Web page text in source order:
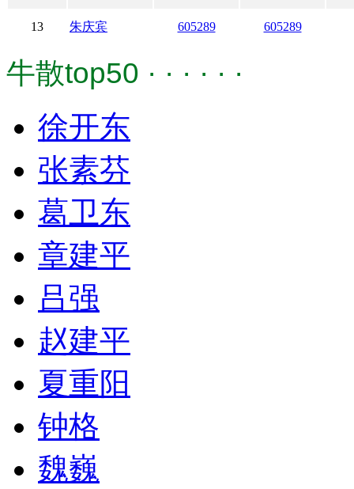
13 朱庆宾 605289 605289
牛散top50 · · · · · ·
徐开东
张素芬
葛卫东
章建平
吕强
赵建平
夏重阳
钟格
魏巍